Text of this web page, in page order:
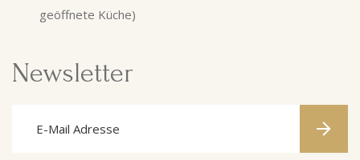
geöffnete Küche)
Newsletter